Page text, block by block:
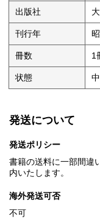
出版社
刊行年
冊数 1
状態
発送について
発送ポリシー
書籍の送料に一部間違
内いたします。
海外発送可否
不可